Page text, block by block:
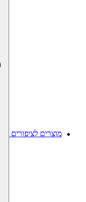
מוצרים לציפורים